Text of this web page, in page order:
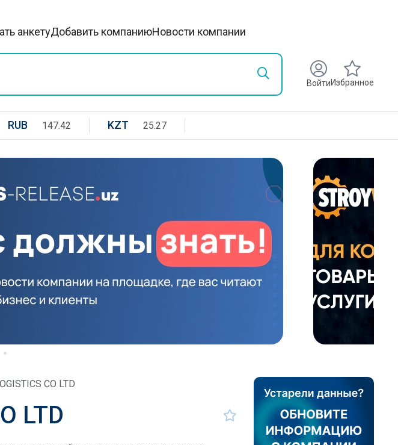
анкетуДобавить компаниюНовости компании
ВойтиИзбранное
RUB 147.42 KZT 25.27
CO LTD
LTD